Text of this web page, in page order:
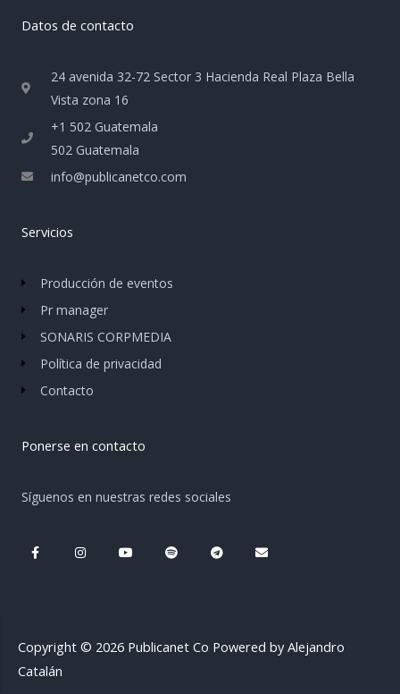
Datos de contacto
24 avenida 32-72 Sector 3 Hacienda Real Plaza Bella
Vista zona 16
+1 502 Guatemala
502 Guatemala
info@publicanetco.com
Servicios
Producción de eventos
Pr manager
SONARIS CORPMEDIA
Política de privacidad
Contacto
Ponerse en contacto
Síguenos en nuestras redes sociales
F
a
-
f
I
n
m
Y
o
S
p
T
e
E
n
Copyright © 2026 Publicanet Co Powered by Alejandro
Catalán